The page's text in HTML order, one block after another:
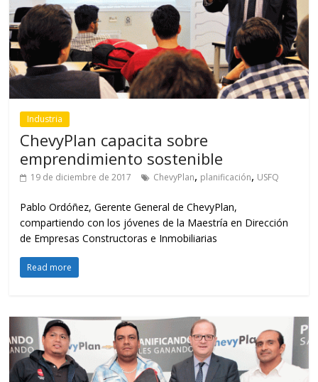
Industria
ChevyPlan capacita sobre
emprendimiento sostenible
19 de diciembre de 2017 ChevyPlan, planificación, USFQ
Pablo Ordóñez, Gerente General de ChevyPlan,
compartiendo con los jóvenes de la Maestría en Dirección
de Empresas Constructoras e Inmobiliarias
Read more